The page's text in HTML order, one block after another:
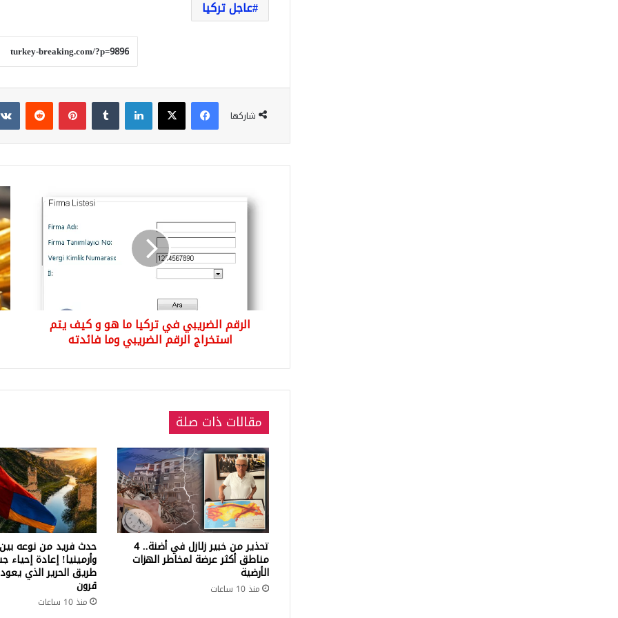
عاجل تركيا
شاركها
فيسبوك‫X لينكدإن بينتيريست
الضريبي
يتم
استخراج
وما
الرقم الضريبي في تركيا ما هو و كيف يتم
استخراج الرقم الضريبي وما فائدته
-
-
-
مقالات ذات صلة
تحذير من خبير زلازل في أضنة.. 4
مناطق أكثر عرضة لمخاطر الهزات
الأرضية
منذ 10 ساعات
حدث فريد من نوعه بين
وأرمينيا! إعادة إحياء
طريق الحرير الذي
قرون
منذ 10 ساعات